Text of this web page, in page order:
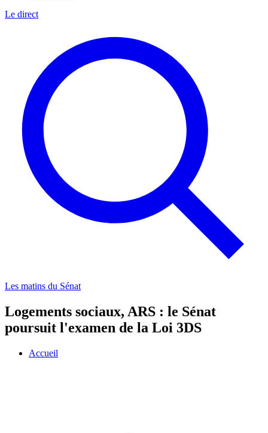
Le direct
Les matins du Sénat
Logements sociaux, ARS : le Sénat
poursuit l'examen de la Loi 3DS
Accueil